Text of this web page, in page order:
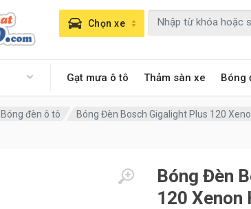
Gạt mưa ô tô Thảm sàn xe Bóng
Chọn xe
Bóng đèn ô tô Bóng Đèn Bosch Gigalight Plus 120
Bóng Đèn
120 Xenon